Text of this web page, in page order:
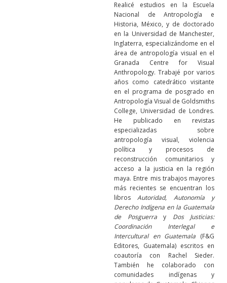
Realicé estudios en la Escuela
Nacional de Antropología e
Historia, México, y de doctorado
en la Universidad de Manchester,
Inglaterra, especializándome en el
área de antropología visual en el
Granada Centre for Visual
Anthropology. Trabajé por varios
años como catedrático visitante
en el programa de posgrado en
Antropología Visual de Goldsmiths
College, Universidad de Londres.
He publicado en revistas
especializadas sobre
antropología visual, violencia
política y procesos de
reconstrucción comunitarios y
acceso a la justicia en la región
maya. Entre mis trabajos mayores
más recientes se encuentran los
librosAutoridad, Autonomía y
Derecho Indígena en la Guatemala
de Posguerray Dos Justicias:
Coordinación Interlegal e
Intercultural en Guatemala (F&G
Editores, Guatemala) escritos en
coautoría con Rachel Sieder.
También he colaborado con
comunidades indígenas y